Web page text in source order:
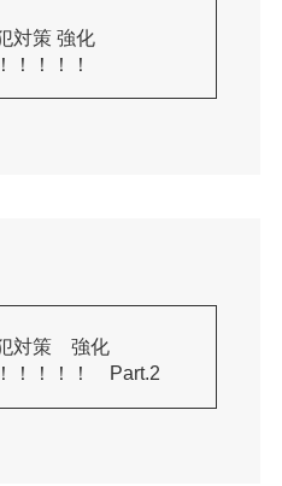
対策 強化
！！！！
対策 強化
！！！！ Part.2